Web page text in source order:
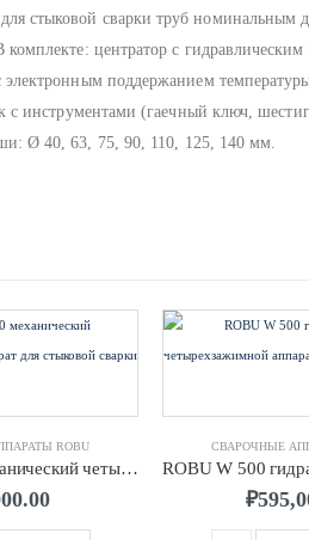
стыковой сварки труб
центратор с гидравлическим
поддержанием
с инструментами (гаечный ключ,
Ø 40, 63, 75, 90, 110, 125, 140 мм.
ROBU
ROBU W 160 механический четырехзажимной аппарат для стыковой сварки
СВАРОЧНЫЕ
₽